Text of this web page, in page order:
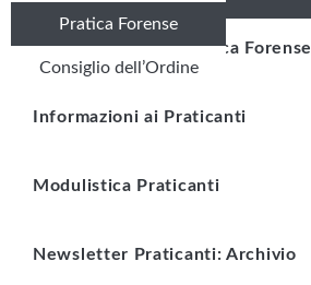
Pratica Forense
Consiglio dell’Ordine
Colloqui ordinari Pratica Forense
Informazioni ai Praticanti
Modulistica Praticanti
Newsletter Praticanti: Archivio